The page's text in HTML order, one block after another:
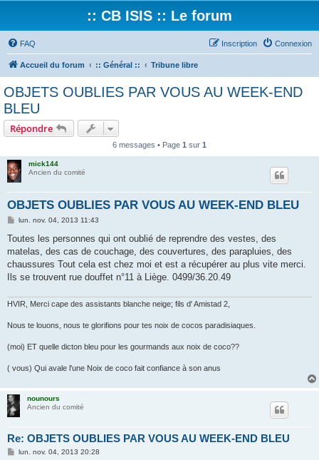
:: CB ISIS :: Le forum
FAQ Connexion
Inscription
Accueil du forum :: Général :: Tribune libre
OBJETS OUBLIES PAR VOUS AU WEEK-END
BLEU
Répondre
6 messages • Page 1 sur 1
mick144
Ancien du comité
OBJETS OUBLIES PAR VOUS AU WEEK-END BLEU
M
s
a
g
lun. nov. 04, 2013 11:43
Toutes les personnes qui ont oublié de reprendre des vestes, des
matelas, des cas de couchage, des couvertures, des parapluies, des
chaussures Tout cela est chez moi et est a récupérer au plus vite merci.
Ils se trouvent rue douffet n°11 à Liège. 0499/36.20.49
HVIR, Merci cape des assistants blanche neige; fils d' Amistad 2,
Nous te louons, nous te glorifions pour tes noix de cocos paradisiaques.
(moi) ET quelle dicton bleu pour les gourmands aux noix de coco??
( vous) Qui avale l'une Noix de coco fait confiance à son anus
nounours
Ancien du comité
Re: OBJETS OUBLIES PAR VOUS AU WEEK-END BLEU
Mlun. nov. 04, 2013 20:28